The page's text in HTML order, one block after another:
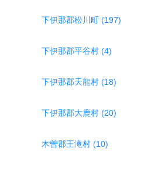
下伊那郡松川町 (197)
下伊那郡平谷村 (4)
下伊那郡天龍村 (18)
下伊那郡大鹿村 (20)
木曽郡王滝村 (10)